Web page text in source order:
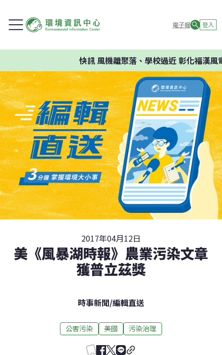
電子報 登入
快訊風機離聚落、學校過近 彰化福漢風
2017年04月12日
美《風暴湖時報》農業污染文章
獲普立茲獎
時事新聞/編輯直送
公害污染 美國 污染治理